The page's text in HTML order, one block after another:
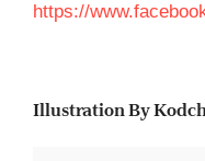
https://
Illustration By